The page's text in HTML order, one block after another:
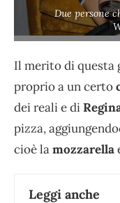
Due persone
Il merito di questa
proprio a un certo
dei reali e di
pizza,
cioè lamozzarella
Leggi anche